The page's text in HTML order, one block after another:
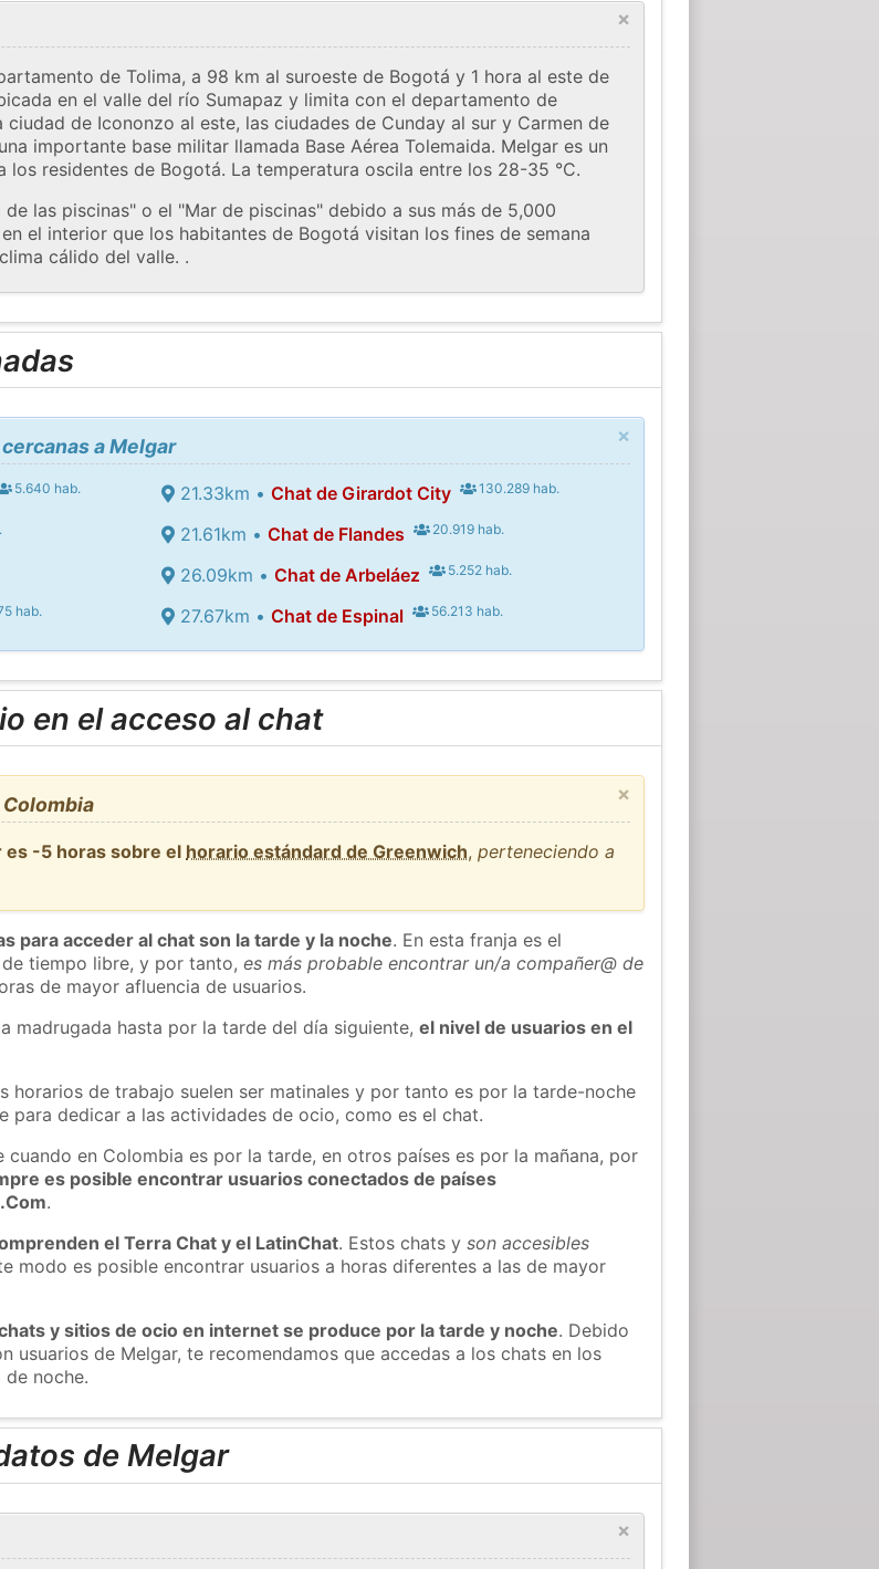
×
de Tolima, a 98 km al suroeste de Bogotá y 1 hora al este de
en el valle del río Sumapaz y limita con el departamento de
de Icononzo al este, las ciudades de Cunday al sur y Carmen de
importante base militar llamada Base Aérea Tolemaida. Melgar es un
residentes de Bogotá. La temperatura oscila entre los 28-35 °C.
las piscinas" o el "Mar de piscinas" debido a sus más de 5,000
el interior que los habitantes de Bogotá visitan los fines de semana
cálido del valle. .
×
a Melgar
5.640 hab.
hab.
21.33km •Chat de Girardot City 130.289 hab.
21.61km •Chat de Flandes 20.919 hab.
26.09km •Chat de Arbeláez 5.252 hab.
27.67km •Chat de Espinal 56.213 hab.
en el acceso al chat
×
es -5 horas sobre el horario estándard de Greenwich,perteneciendo a
para acceder al chat son la tarde y la noche. En esta franja es el
de tiempo libre, y por tanto,es más probable encontrar un/a compañer@ de
de mayor afluencia de usuarios.
madrugada hasta por la tarde del día siguiente,el nivel de usuarios en el
horarios de trabajo suelen ser matinales y por tanto es por la tarde-noche
para dedicar a las actividades de ocio, como es el chat.
en Colombia es por la tarde, en otros países es por la mañana, por
es posible encontrar usuarios conectados de países
.
el Terra Chat y el LatinChat. Estos chats yson accesibles
modo es posible encontrar usuarios a horas diferentes a las de mayor
y sitios de ocio en internet se produce por la tarde y noche. Debido
usuarios de Melgar, te recomendamos que accedas a los chats en los
noche.
de Melgar
×